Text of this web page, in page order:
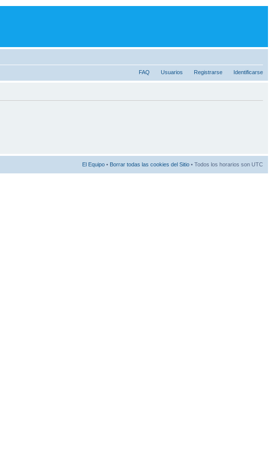
FAQ Usuarios Registrarse Identificarse
El Equipo • Borrar todas las cookies del Sitio • Todos los horarios son UTC